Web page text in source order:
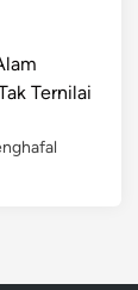
Ternilai